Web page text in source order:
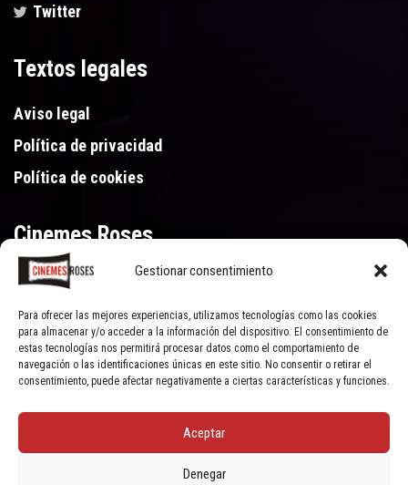
Gestionar consentimiento
Para ofrecer las mejores experiencias, utilizamos tecnologías como las cookies
para almacenar y/o acceder a la información del dispositivo. El consentimiento de
estas tecnologías nos permitirá procesar datos como el comportamiento de
navegación o las identificaciones únicas en este sitio. No consentir o retirar el
consentimiento, puede afectar negativamente a ciertas características y funciones.
Aceptar
Denegar
Twitter
Textos legales
Aviso legal
Política de privacidad
Política de cookies
Cinemes Roses
Gran Via de Pau Casals 250, 17480 Roses (Girona)
972 15 46 46
© Cinemes Roses - 2022, all rights reserved | Powered by